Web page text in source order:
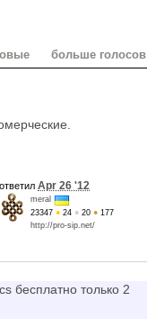
больше голосов
ответил Apr 26 '12
meral
23347 ● 24 ● 20 ● 177
http://pro-sip.net/
бесплатно только 2